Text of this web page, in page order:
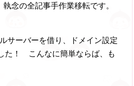
念の全記事手作業移転です。
サーバーを借り、ドメイン設定
た！ こんなに簡単ならば、も